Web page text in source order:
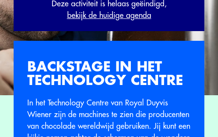
Deze activiteit is helaas geëindigd,
bekijk de huidige agenda
BACKSTAGE IN HET
TECHNOLOGY CENTRE
In het Technology Centre van Royal Duyvis
Wiener zijn de machines te zien die producenten
van chocolade wereldwijd gebruiken. Jij kunt een